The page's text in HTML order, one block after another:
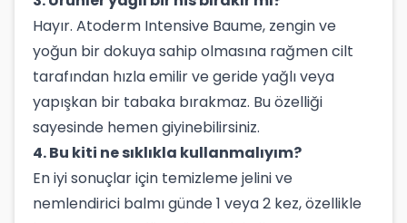
Hayır. Atoderm Intensive Baume, zengin ve
yoğun bir dokuya sahip olmasına rağmen cilt
tarafından hızla emilir ve geride yağlı veya
yapışkan bir tabaka bırakmaz. Bu özelliği
sayesinde hemen giyinebilirsiniz.
4. Bu kiti ne sıklıkla kullanmalıyım?
En iyi sonuçlar için temizleme jelini ve
nemlendirici balmı günde 1 veya 2 kez, özellikle